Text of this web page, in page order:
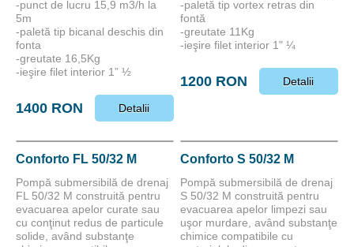
-punct de lucru 15,9 m3/h la
5m
-paletă tip bicanal deschis din
fonta
-greutate 16,5Kg
-ieşire filet interior 1” ½
1400 RON Detalii
-paletă tip vortex retras din
fontă
-greutate 11Kg
-ieşire filet interior 1" ¼
1200 RON Detalii
Conforto FL 50/32 M
Pompă submersibilă de drenaj
FL 50/32 M construită pentru
evacuarea apelor curate sau
cu conţinut redus de particule
solide, având substanţe
Conforto S 50/32 M
Pompă submersibilă de drenaj
S 50/32 M construită pentru
evacuarea apelor limpezi sau
uşor murdare, având substanţe
chimice compatibile cu